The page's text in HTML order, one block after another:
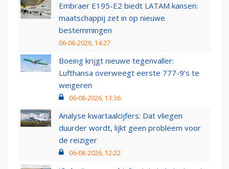
Embraer E195-E2 biedt LATAM kansen:
maatschappij zet in op nieuwe
bestemmingen
06-08-2026, 14:27
Boeing krijgt nieuwe tegenvaller:
Lufthansa overweegt eerste 777-9’s te
weigeren
06-08-2026, 13:36
Analyse kwartaalcijfers: Dat vliegen
duurder wordt, lijkt geen probleem voor
de reiziger
06-08-2026, 12:22